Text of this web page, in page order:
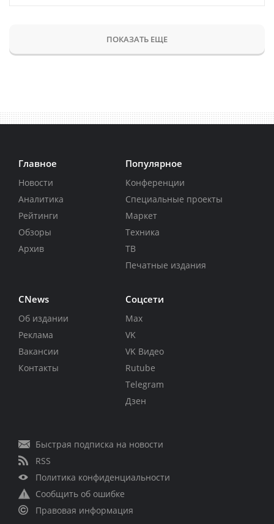
ПОКАЗАТЬ ЕЩЕ
Главное
Новости
Аналитика
Рейтинги
Обзоры
Архив
Популярное
Конференции
Специальные проекты
Маркет
Техника
ТВ
Печатные издания
CNews
Об издании
Реклама
Вакансии
Контакты
Соцсети
Max
VK
VK Видео
Rutube
Telegram
Дзен
Быстрая подписка на новости
RSS
Политика конфиденциальности
Сообщить об ошибке
Правовая информация